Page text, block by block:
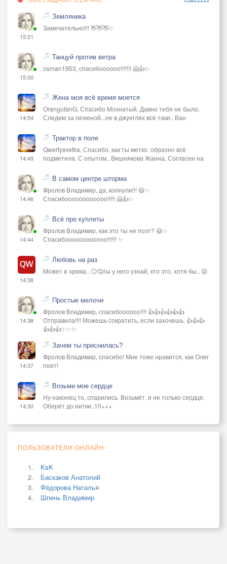
15:21
Земляника
Замечательно!!! 👋👋👋✨
15:00
Танцуй против ветра
osman1953, спасибоооооо!!!!!!! 🤗👍✨
14:54
Жена моя всё время моется
OrangutanG, Спасибо Мохнатый. Давно тебя не было.
Следим за гигиеной...не в джунглях всё таки.. Ван
14:49
Трактор в поле
Qwertysvetka, Спасибо, как ты метко, образно всё
подметила. С опытом.. Вишнякова Жанна, Согласен на
14:46
В самом центре шторма
Фролов Владимир, да, копнули!!! 😃✨
Спасибоооооооооооо!!!!! 🤗👍✨
14:44
Всё про куплеты
Фролов Владимир, как это ты не поэт? 😃✨
Спасибоооооооооооо!!!!!! ✨
14:38
Любовь на раз
Может и хрюка.. 🙄🤔ты у него узнай, кто это, хотя бы.. 😜
14:38
Простые мелочи
Фролов Владимир, спасибоооооо!!!! 👍👍👍👍👍👍
Отправила!!!! Можешь сократить, если захочешь. 👍👍👍
👍👍👍✨✨✨
14:37
Зачем ты приснилась?
Фролов Владимир, спасибо! Мне тоже нравится, как Олег
поет!
14:30
Возьми мое сердце
Ну наконец то, спарились. Возьмёт, и не только сердце.
Оберёт до нитки..10+++
ПОЛЬЗОВАТЕЛИ ОНЛАЙН
KsK
Баскаков Анатолий
Фёдорова Наталья
Шпень Владимир